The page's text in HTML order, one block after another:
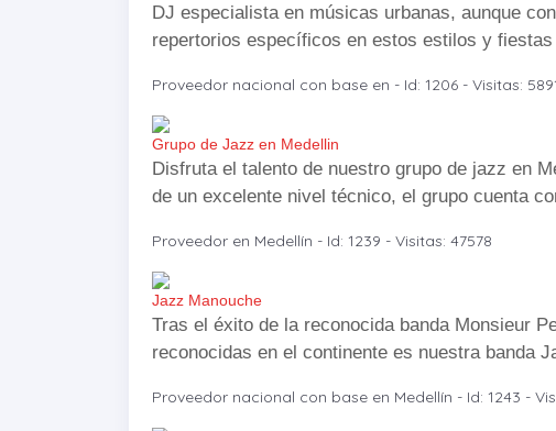
DJ especialista en músicas urbanas, aunque
repertorios específicos en estos estilos y
Proveedor nacional con base en - Id: 1206 - Visitas:
Grupo de Jazz en Medellin
Disfruta el talento de nuestro grupo de jazz en
de un excelente nivel técnico, el grupo cuenta
Proveedor en Medellín - Id: 1239 - Visitas: 47578
Jazz Manouche
Tras el éxito de la reconocida banda Monsieur
reconocidas en el continente es nuestra banda
Proveedor nacional con base en Medellín - Id: 1243 -